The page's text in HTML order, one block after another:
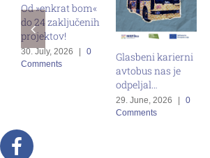
Od »enkrat bom«
do 24 zaključenih
projektov!
30. July, 2026 |
0
Comments
Glasbeni karierni
avtobus nas je
odpeljal…
29. June, 2026
0
Comments